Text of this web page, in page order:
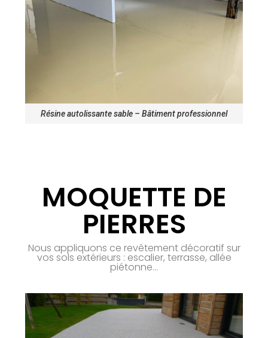
Résine autolissante sable – Bâtiment professionnel
MOQUETTE DE
PIERRES
Nous appliquons ce revêtement décoratif sur
vos sols extérieurs : escalier, terrasse, allée
piétonne...